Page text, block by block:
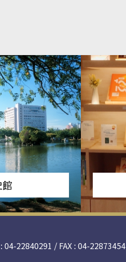
04-22840291 / FAX : 04-22873454